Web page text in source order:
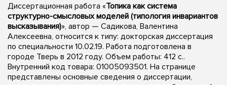
Диссертационная работа «Топика как система
структурно-смысловых моделей (типология инвариантов
высказывания)», автор — Садикова, Валентина
Алексеевна, относится к типу: докторская диссертация
по специальности 10.02.19. Работа подготовлена в
городе Тверь в 2012 году. Объем работы: 412 с..
Внутренний код товара: 01005093501. На странице
представлены основные сведения о диссертации,